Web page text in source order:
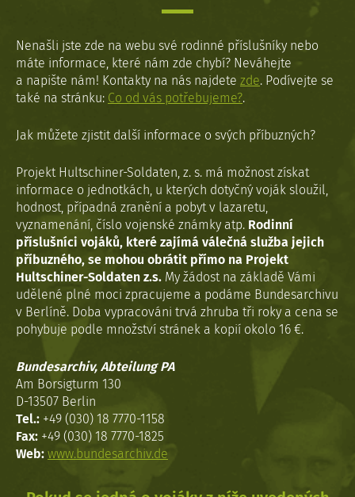
Nenašli jste zde na webu své rodinné příslušníky nebo
máte informace, které nám zde chybí? Neváhejte
a napište nám! Kontakty na nás najdete zde. Podívejte se
také na stránku: Co od vás potřebujeme?.
Jak můžete zjistit další informace o svých příbuzných?
Projekt Hultschiner-Soldaten, z. s. má možnost získat
informace o jednotkách, u kterých dotyčný voják sloužil,
hodnost, případná zranění a pobyt v lazaretu,
vyznamenání, číslo vojenské známky atp. Rodinní
příslušníci vojáků, které zajímá válečná služba jejich
příbuzného, se mohou obrátit přímo na Projekt
Hultschiner-Soldaten z.s. My žádost na základě Vámi
udělené plné moci zpracujeme a podáme Bundesarchivu
v Berlíně. Doba vypracováni trvá zhruba tři roky a cena se
pohybuje podle množství stránek a kopií okolo 16 €.
Bundesarchiv, Abteilung PA
Am Borsigturm 130
D-13507 Berlin
Tel.: +49 (030) 18 7770-1158
Fax: +49 (030) 18 7770-1825
Web: www.bundesarchiv.de